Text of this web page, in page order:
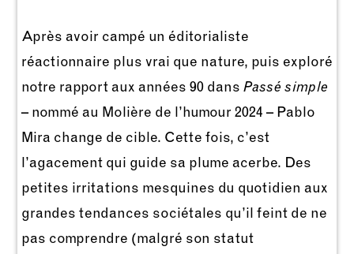
Après avoir campé un éditorialiste
réactionnaire plus vrai que nature, puis exploré
notre rapport aux années 90 dans Passé simple
– nommé au Molière de l’humour 2024 – Pablo
Mira change de cible. Cette fois, c’est
l’agacement qui guide sa plume acerbe. Des
petites irritations mesquines du quotidien aux
grandes tendances sociétales qu’il feint de ne
pas comprendre (malgré son statut